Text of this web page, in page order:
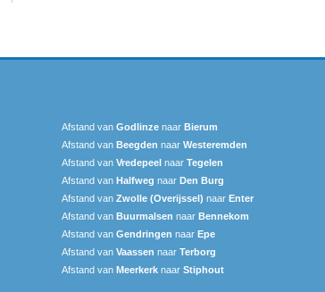
Afstand van Godlinze naar Bierum
Afstand van Beegden naar Westeremden
Afstand van Vredepeel naar Tegelen
Afstand van Halfweg naar Den Burg
Afstand van Zwolle (Overijssel) naar Enter
Afstand van Buurmalsen naar Bennekom
Afstand van Gendringen naar Epe
Afstand van Vaassen naar Terborg
Afstand van Meerkerk naar Stiphout